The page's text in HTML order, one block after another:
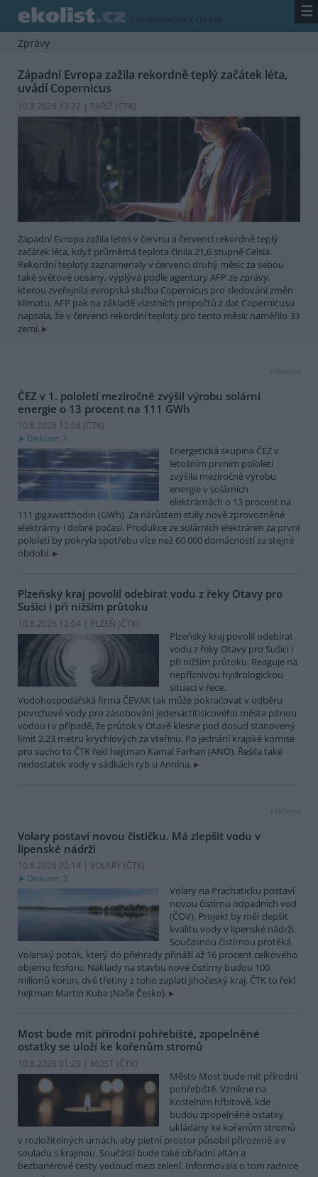
/ zpravodajství / zprávy ☰
Zprávy
Západní Evropa zažila rekordně teplý začátek léta,
uvádí Copernicus
10.8.2026 13:27 | PAŘÍŽ (ČTK)
Západní Evropa zažila letos v červnu a červenci rekordně teplý
začátek léta, když průměrná teplota činila 21,6 stupně Celsia.
Rekordní teploty zaznamenaly v červenci druhý měsíc za sebou
také světové oceány, vyplývá podle agentury AFP ze zprávy,
kterou zveřejnila evropská služba Copernicus pro sledování změn
klimatu. AFP pak na základě vlastních propočtů z dat Copernicusu
napsala, že v červenci rekordní teploty pro tento měsíc naměřilo 33
zemí.
reklama
ČEZ v 1. pololetí meziročně zvýšil výrobu solární
energie o 13 procent na 111 GWh
10.8.2026 12:08 (ČTK)
Diskuse: 1
Energetická skupina ČEZ v
letošním prvním pololetí
zvýšila meziročně výrobu
energie v solárních
elektrárnách o 13 procent na
111 gigawatthodin (GWh). Za nárůstem stály nově zprovozněné
elektrárny i dobré počasí. Produkce ze solárních elektráren za první
pololetí by pokryla spotřebu více než 60 000 domácností za stejné
období.
Plzeňský kraj povolil odebírat vodu z řeky Otavy pro
Sušici i při nižším průtoku
10.8.2026 12:04 | PLZEŇ (ČTK)
Plzeňský kraj povolil odebírat
vodu z řeky Otavy pro Sušici i
při nižším průtoku. Reaguje na
nepříznivou hydrologickou
situaci v řece.
Vodohospodářská firma ČEVAK tak může pokračovat v odběru
povrchové vody pro zásobování jedenáctitisícového města pitnou
vodou i v případě, že průtok v Otavě klesne pod dosud stanovený
limit 2,23 metru krychlových za vteřinu. Po jednání krajské komise
pro sucho to ČTK řekl hejtman Kamal Farhan (ANO). Řešila také
nedostatek vody v sádkách ryb u Annína.
reklama
Volary postaví novou čističku. Má zlepšit vodu v
lipenské nádrži
10.8.2026 02:14 | VOLARY (ČTK)
Diskuse: 3
Volary na Prachaticku postaví
novou čistírnu odpadních vod
(ČOV). Projekt by měl zlepšit
kvalitu vody v lipenské nádrži.
Současnou čistírnou protéká
Volarský potok, který do přehrady přináší až 16 procent celkového
objemu fosforu. Náklady na stavbu nové čistírny budou 100
milionů korun, dvě třetiny z toho zaplatí Jihočeský kraj. ČTK to řekl
hejtman Martin Kuba (Naše Česko).
Most bude mít přírodní pohřebiště, zpopelněné
ostatky se uloží ke kořenům stromů
10.8.2026 01:25 | MOST (ČTK)
Město Most bude mít přírodní
pohřebiště. Vznikne na
Kostelním hřbitově, kde
budou zpopelněné ostatky
ukládány ke kořenům stromů
v rozložitelných urnách, aby pietní prostor působil přirozeně a v
souladu s krajinou. Součástí bude také obřadní altán a
bezbariérové cesty vedoucí mezi zelení. Informovala o tom radnice